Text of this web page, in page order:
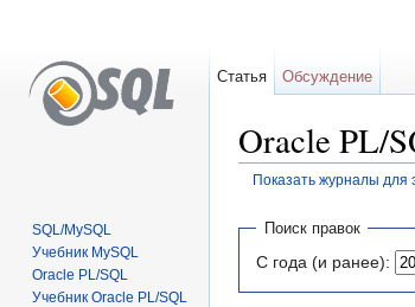
Oracle PL/
Показать журналы для
Поиск правок
С года (и ранее):
Статья Обсуждение
SQL/MySQL
Учебник MySQL
Oracle PL/SQL
Учебник Oracle PL/SQL